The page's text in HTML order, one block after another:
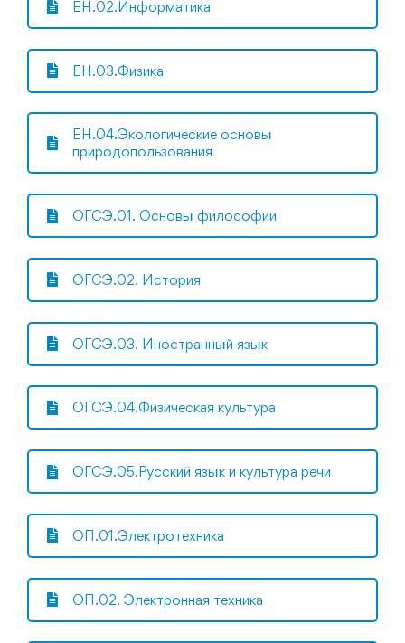
ЕН.02.Информатика
ЕН.03.Физика
ЕН.04.Экологические основы
природопользования
ОГСЭ.01. Основы философии
ОГСЭ.02. История
ОГСЭ.03. Иностранный язык
ОГСЭ.04.Физическая культура
ОГСЭ.05.Русский язык и культура речи
ОП.01.Электротехника
ОП.02. Электронная техника